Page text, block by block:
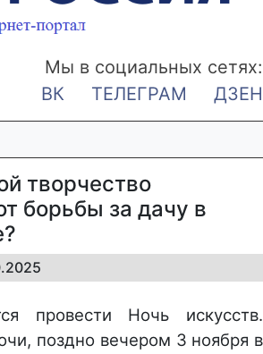
Мы в социальных сетях:
ВК
ТЕЛЕГРАМ ДЗЕН
творчество
борьбы за дачу в
провести Ночь искусств.
поздно вечером 3 ноября в